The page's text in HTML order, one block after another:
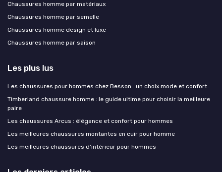
Chaussures homme par matériaux
Chaussures homme par semelle
Chaussures homme design et luxe
Chaussures homme par saison
Les plus lus
Les chaussures pour hommes chez Besson : un choix mode et confort
Timberland chaussure homme : le guide ultime pour choisir la meilleure
paire
Les chaussures Arcus : élégance et confort pour hommes
Les meilleures chaussures montantes en cuir pour homme
Les meilleures chaussures d'intérieur pour hommes